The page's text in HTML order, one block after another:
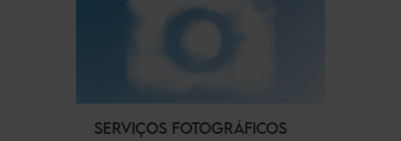
SERVIÇOS FOTOGRÁFICOS